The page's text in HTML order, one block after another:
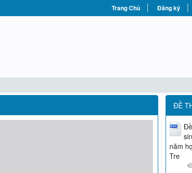
Trang Chủ Đăng ký
ĐỀ
năm
Tre